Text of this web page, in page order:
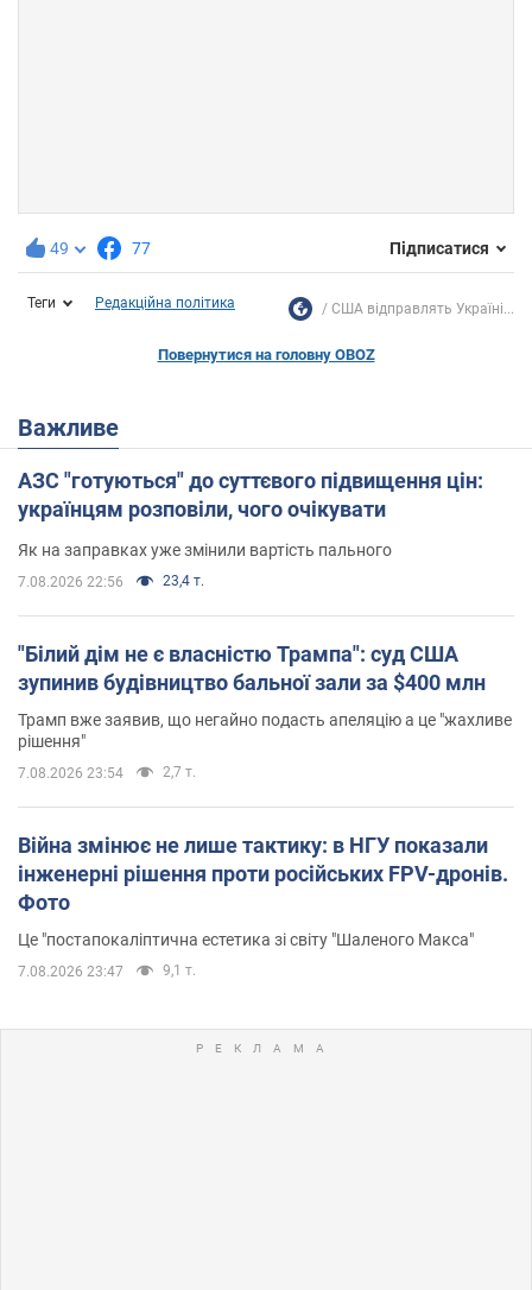
49 77 Підписатися
Теги Редакційна політика США відправлять Україні...
Повернутися на головну OBOZ
Важливе
АЗС "готуються" до суттєвого підвищення цін:
українцям розповіли, чого очікувати
Як на заправках уже змінили вартість пального
7.08.2026 22:56 23,4 т.
"Білий дім не є власністю Трампа": суд США
зупинив будівництво бальної зали за $400 млн
Трамп вже заявив, що негайно подасть апеляцію а це "жахливе
рішення"
7.08.2026 23:54 2,7 т.
Війна змінює не лише тактику: в НГУ показали
інженерні рішення проти російських FPV-дронів.
Фото
Це "постапокаліптична естетика зі світу "Шаленого Макса"
7.08.2026 23:47 9,1 т.